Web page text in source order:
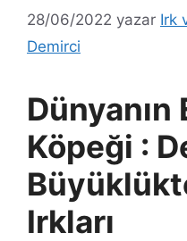
28/06/2022 yazar Irk
Demirci
Dünyanın
Köpeği :
Irkları